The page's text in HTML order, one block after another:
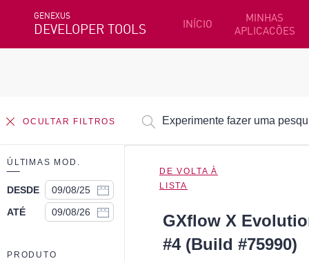
GENEXUS
DEVELOPER TOOLS INÍCIO
MINHAS
APLICACÕES